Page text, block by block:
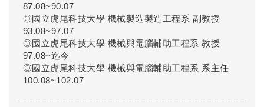
87.08~90.07
◎國立虎尾科技大學 機械製造製造工程系 副教授
93.08~97.07
◎國立虎尾科技大學 機械與電腦輔助工程系 教授
97.08~迄今
◎國立虎尾科技大學 機械與電腦輔助工程系 系主任
100.08~102.07